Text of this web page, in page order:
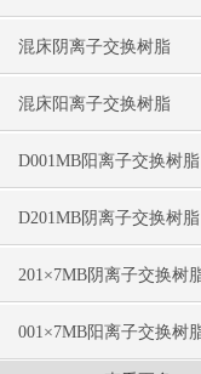
混床阴离子交换树脂
混床阳离子交换树脂
D001MB阳离子交换树脂
D201MB阴离子交换树脂
201×7MB阴离子交换树
001×7MB阳离子交换树